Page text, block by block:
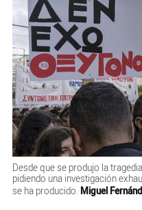
Desde que se produjo la
pidiendo una investigación
se ha producido. Miguel